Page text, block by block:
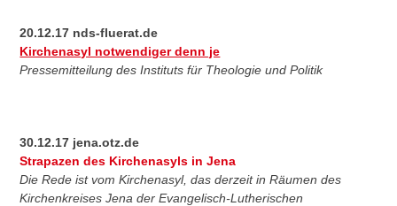
20.12.17 nds-fluerat.de
Kirchenasyl notwendiger denn je
Pressemitteilung des Instituts für Theologie und Politik
30.12.17 jena.otz.de
Strapazen des Kirchenasyls in Jena
Die Rede ist vom Kirchenasyl, das derzeit in Räumen des
Kirchenkreises Jena der Evangelisch-Lutherischen